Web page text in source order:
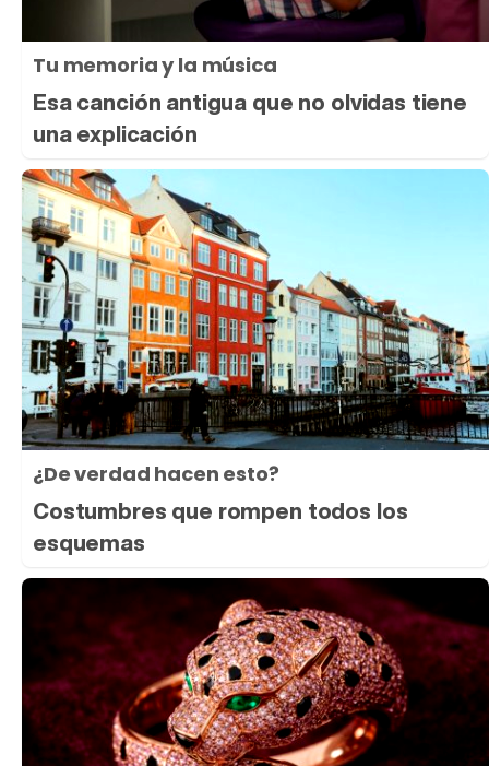
Tu memoria y la música
Esa canción antigua que no olvidas tiene
una explicación
¿De verdad hacen esto?
Costumbres que rompen todos los
esquemas